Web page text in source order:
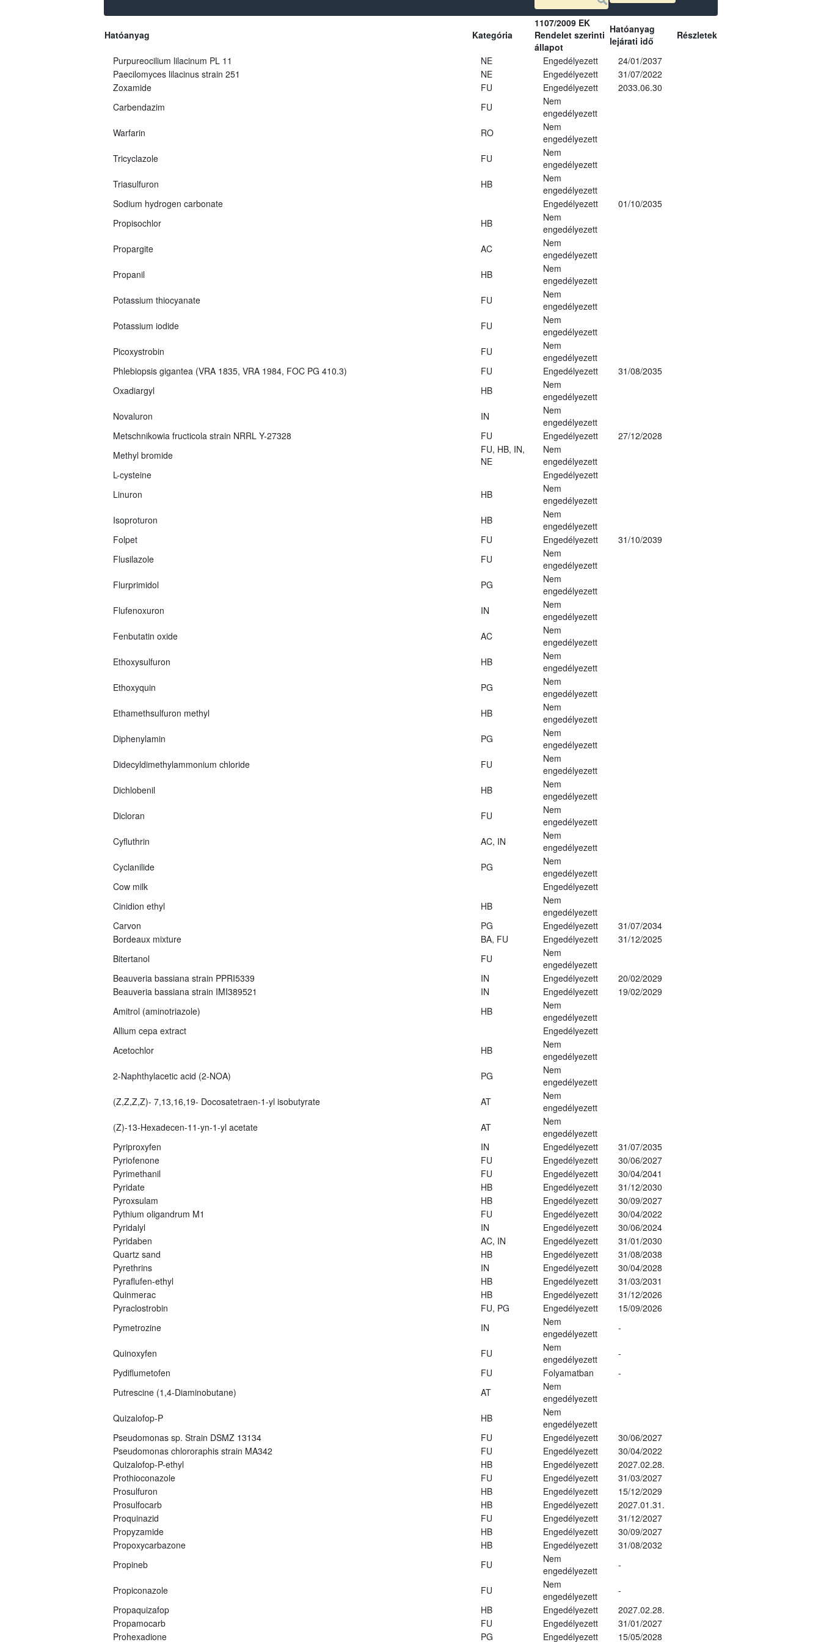
Hatóanyag Kategória
1107/2009 EK
Rendelet szerinti
állapot
Hatóanyag
lejárati idő
Részletek
Purpureocilium lilacinum PL 11 NE Engedélyezett
24/01/2037
Paecilomyces lilacinus strain 251
NE Engedélyezett
31/07/2022
Zoxamide
FU Engedélyezett
2033.06.30
Carbendazim
FU
Nem
engedélyezett
Warfarin
RO
Nem
engedélyezett
Tricyclazole
FU
Nem
engedélyezett
Triasulfuron
HB
Nem
engedélyezett
Sodium hydrogen carbonate
Engedélyezett
01/10/2035
Propisochlor
HB
Nem
engedélyezett
Propargite
AC
Nem
engedélyezett
Propanil
HB
Nem
engedélyezett
Potassium thiocyanate
FU
Nem
engedélyezett
Potassium iodide
FU
Nem
engedélyezett
Picoxystrobin
FU
Nem
engedélyezett
Phlebiopsis gigantea (VRA 1835, VRA 1984, FOC PG 410.3)
FU Engedélyezett
31/08/2035
Oxadiargyl
HB
Nem
engedélyezett
Novaluron
IN
Nem
engedélyezett
Metschnikowia fructicola strain NRRL Y-27328
FU Engedélyezett
27/12/2028
Methyl bromide
FU, HB, IN,
NE
Nem
engedélyezett
L-cysteine
Engedélyezett
Linuron
HB
Nem
engedélyezett
Isoproturon
HB
Nem
engedélyezett
Folpet
FU Engedélyezett
31/10/2039
Flusilazole
FU
Nem
engedélyezett
Flurprimidol
PG
Nem
engedélyezett
Flufenoxuron
IN
Nem
engedélyezett
Fenbutatin oxide
AC
Nem
engedélyezett
Ethoxysulfuron
HB
Nem
engedélyezett
Ethoxyquin
PG
Nem
engedélyezett
Ethamethsulfuron methyl
HB
Nem
engedélyezett
Diphenylamin
PG
Nem
engedélyezett
Didecyldimethylammonium chloride
FU
Nem
engedélyezett
Dichlobenil
HB
Nem
engedélyezett
Dicloran
FU
Nem
engedélyezett
Cyfluthrin
AC, IN
Nem
engedélyezett
Cyclanilide
PG
Nem
engedélyezett
Cow milk
Engedélyezett
Cinidion ethyl
HB
Nem
engedélyezett
Carvon
PG Engedélyezett
31/07/2034
Bordeaux mixture
BA, FU Engedélyezett
31/12/2025
Bitertanol
FU
Nem
engedélyezett
Beauveria bassiana strain PPRI5339
IN Engedélyezett
20/02/2029
Beauveria bassiana strain IMI389521
IN Engedélyezett
19/02/2029
Amitrol (aminotriazole)
HB
Nem
engedélyezett
Allium cepa extract
Engedélyezett
Acetochlor
HB
Nem
engedélyezett
2-Naphthylacetic acid (2-NOA)
PG
Nem
engedélyezett
(Z,Z,Z,Z)- 7,13,16,19- Docosatetraen-1-yl isobutyrate
AT
Nem
engedélyezett
(Z)-13-Hexadecen-11-yn-1-yl acetate
AT
Nem
engedélyezett
Pyriproxyfen
IN Engedélyezett
31/07/2035
Pyriofenone
FU Engedélyezett
30/06/2027
Pyrimethanil
FU Engedélyezett
30/04/2041
Pyridate
HB Engedélyezett
31/12/2030
Pyroxsulam
HB Engedélyezett
30/09/2027
Pythium oligandrum M1
FU Engedélyezett
30/04/2022
Pyridalyl
IN Engedélyezett
30/06/2024
Pyridaben
AC, IN Engedélyezett
31/01/2030
Quartz sand
HB Engedélyezett
31/08/2038
Pyrethrins
IN Engedélyezett
30/04/2028
Pyraflufen-ethyl
HB Engedélyezett
31/03/2031
Quinmerac
HB Engedélyezett
31/12/2026
Pyraclostrobin
FU, PG Engedélyezett
15/09/2026
Pymetrozine
IN
Nem
engedélyezett
-
Quinoxyfen FU
Nem
engedélyezett
-
Pydiflumetofen
FU Folyamatban
-
Putrescine (1,4-Diaminobutane)
AT
Nem
engedélyezett
Quizalofop-P
HB
Nem
engedélyezett
Pseudomonas sp. Strain DSMZ 13134
FU Engedélyezett
30/06/2027
Pseudomonas chlororaphis strain MA342
FU Engedélyezett
30/04/2022
Quizalofop-P-ethyl
HB Engedélyezett
2027.02.28.
Prothioconazole
FU Engedélyezett
31/03/2027
Prosulfuron
HB Engedélyezett
15/12/2029
Prosulfocarb
HB Engedélyezett
2027.01.31.
Proquinazid
FU Engedélyezett
31/12/2027
Propyzamide
HB Engedélyezett
30/09/2027
Propoxycarbazone
HB Engedélyezett
31/08/2032
Propineb
FU
Nem
engedélyezett
-
Propiconazole FU
Nem
engedélyezett
-
Propaquizafop
HB Engedélyezett
2027.02.28.
Propamocarb
FU Engedélyezett
31/01/2027
Prohexadione
PG Engedélyezett 15/05/2028